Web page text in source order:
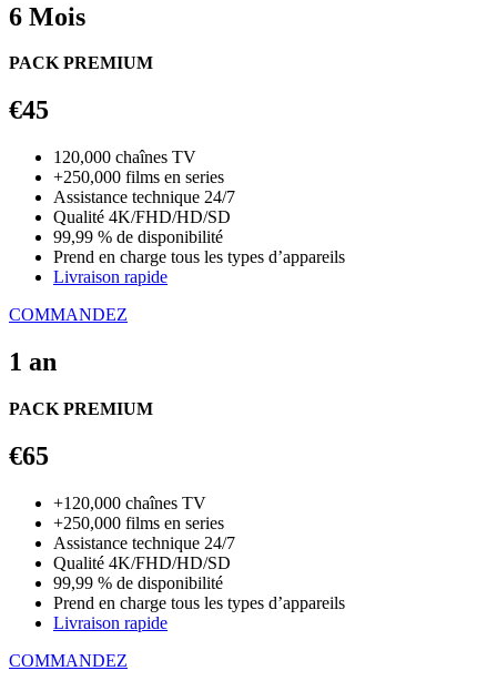
6 Mois
PACK PREMIUM
€45
120,000 chaînes TV
+250,000 films en series
Assistance technique 24/7
Qualité 4K/FHD/HD/SD
99,99 % de disponibilité
Prend en charge tous les types d’appareils
Livraison rapide
COMMANDEZ
1 an
PACK PREMIUM
€65
+120,000 chaînes TV
+250,000 films en series
Assistance technique 24/7
Qualité 4K/FHD/HD/SD
99,99 % de disponibilité
Prend en charge tous les types d’appareils
Livraison rapide
COMMANDEZ